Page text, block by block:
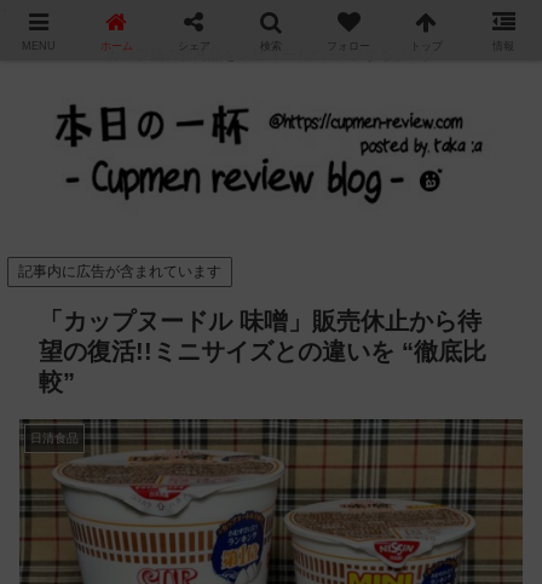
カップ麺の新商品をレビュー / アレンジするブログ
記事内に広告が含まれています
「カップヌードル 味噌」販売休止から待
望の復活!!ミニサイズとの違いを “徹底比
較”
日清食品
MENU ホーム シェア 検索 フォロー トップ 情報